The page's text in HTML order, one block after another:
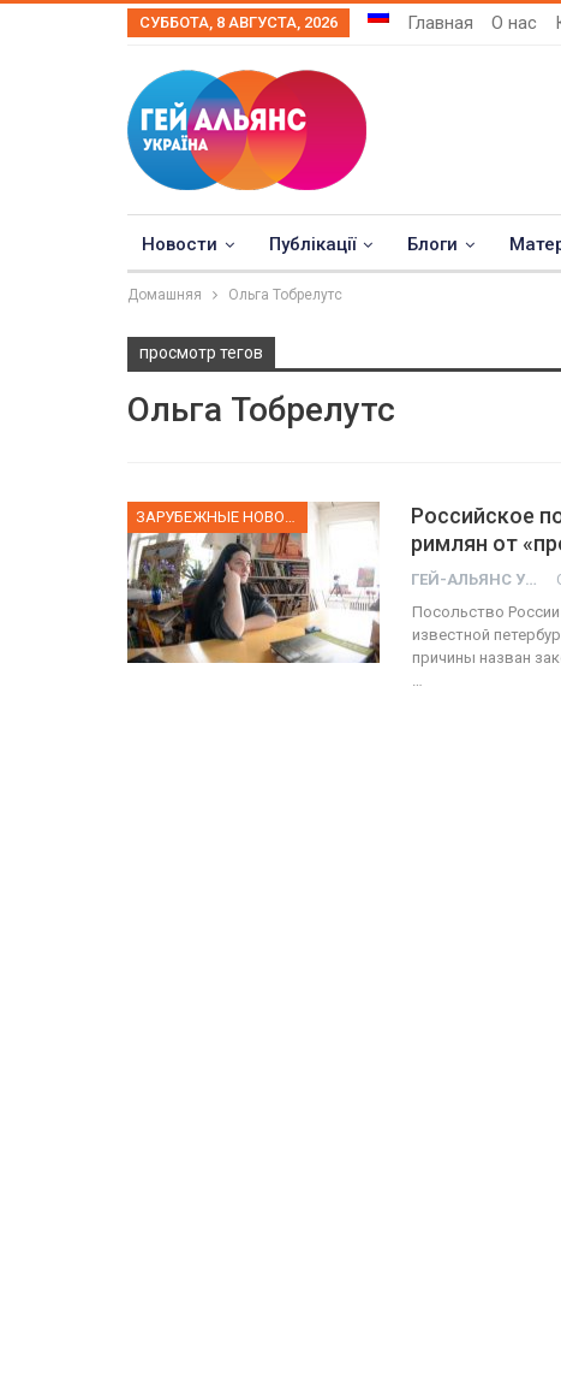
СУББОТА, 8 АВГУСТА, 2026 Главная О нас
Новости Публікації Блоги
Домашняя Ольга Тобрелутс
просмотр тегов
Ольга Тобрелутс
Российское
римлян от
ГЕЙ-АЛЬЯНС УКРАИНА
Посольство
известной
причины назван
ФОТО
Прайд в Тель-Авиве собрал
тысяч участников